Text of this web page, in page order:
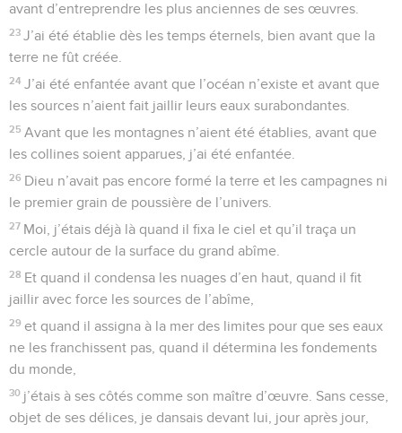
avant d’entreprendre les plus anciennes de ses œuvres.
23 J’ai été établie dès les temps éternels, bien avant que la
terre ne fût créée.
24 J’ai été enfantée avant que l’océan n’existe et avant que
les sources n’aient fait jaillir leurs eaux surabondantes.
25 Avant que les montagnes n’aient été établies, avant que
les collines soient apparues, j’ai été enfantée.
26 Dieu n’avait pas encore formé la terre et les campagnes ni
le premier grain de poussière de l’univers.
27 Moi, j’étais déjà là quand il fixa le ciel et qu’il traça un
cercle autour de la surface du grand abîme.
28 Et quand il condensa les nuages d’en haut, quand il fit
jaillir avec force les sources de l’abîme,
29 et quand il assigna à la mer des limites pour que ses eaux
ne les franchissent pas, quand il détermina les fondements
du monde,
30 j’étais à ses côtés comme son maître d’œuvre. Sans cesse,
objet de ses délices, je dansais devant lui, jour après jour,